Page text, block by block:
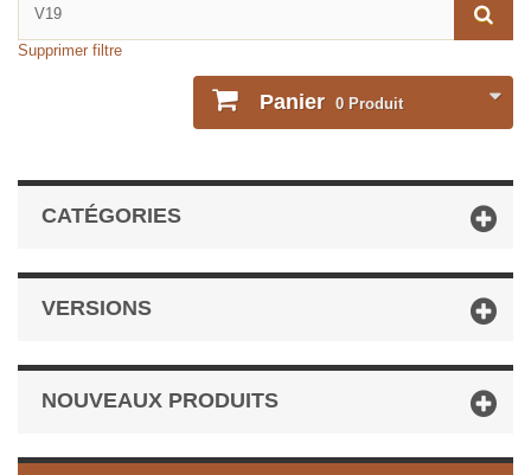
Supprimer filtre
Panier 0 Produit
CATÉGORIES
VERSIONS
NOUVEAUX PRODUITS